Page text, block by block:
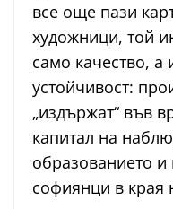
все още пази
художници, той
само качество, а
устойчивост:
„издържат“ във
капитал на
образованието и
софиянци в края